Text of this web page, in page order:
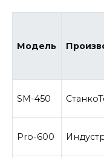
Модель
SM-450
Pro-600